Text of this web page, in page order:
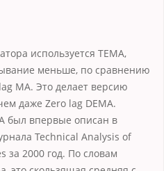
используется TEMA,
меньше, по сравнению
MA. Это делает версию
даже Zero lag DEMA.
был впервые описан в
Technical Analysis of
за 2000 год. По словам